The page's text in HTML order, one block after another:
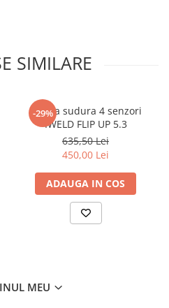
SIMILARE
-29%
Masca sudura 4 senzori
IWELD FLIP UP 5.3
635,50 Lei
450,00 Lei
ADAUGA IN COS
MEU